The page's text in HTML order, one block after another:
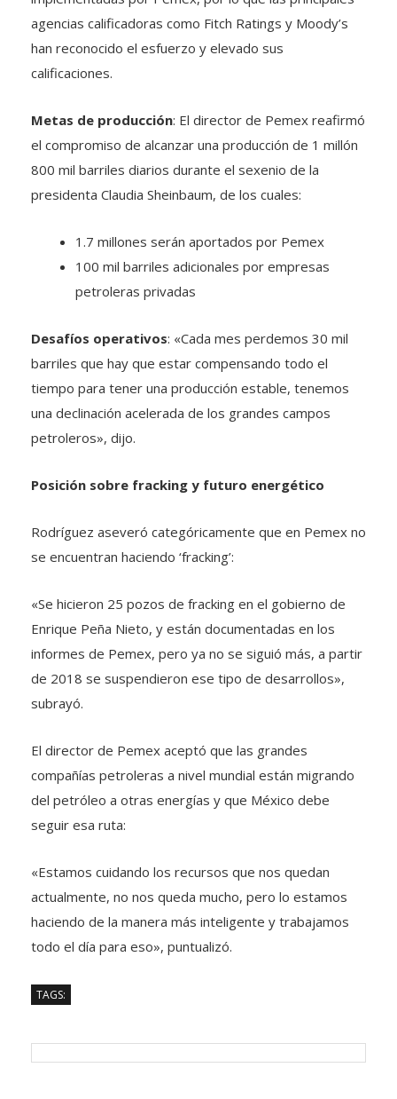
agencias calificadoras como Fitch Ratings y Moody’s
han reconocido el esfuerzo y elevado sus
calificaciones.
Metas de producción: El director de Pemex reafirmó
el compromiso de alcanzar una producción de 1 millón
800 mil barriles diarios durante el sexenio de la
presidenta Claudia Sheinbaum, de los cuales:
1.7 millones serán aportados por Pemex
100 mil barriles adicionales por empresas
petroleras privadas
Desafíos operativos: «Cada mes perdemos 30 mil
barriles que hay que estar compensando todo el
tiempo para tener una producción estable, tenemos
una declinación acelerada de los grandes campos
petroleros», dijo.
Posición sobre fracking y futuro energético
Rodríguez aseveró categóricamente que en Pemex no
se encuentran haciendo ‘fracking’:
«Se hicieron 25 pozos de fracking en el gobierno de
Enrique Peña Nieto, y están documentadas en los
informes de Pemex, pero ya no se siguió más, a partir
de 2018 se suspendieron ese tipo de desarrollos»,
subrayó.
El director de Pemex aceptó que las grandes
compañías petroleras a nivel mundial están migrando
del petróleo a otras energías y que México debe
seguir esa ruta:
«Estamos cuidando los recursos que nos quedan
actualmente, no nos queda mucho, pero lo estamos
haciendo de la manera más inteligente y trabajamos
todo el día para eso», puntualizó.
TAGS: